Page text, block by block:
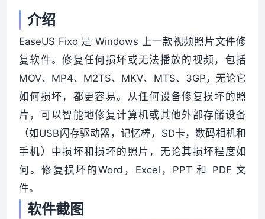
主题插件
技术分享
值得一看
资源资讯
介绍
EaseUS Fixo 是 Windows 上一款视频照片文件修
复软件。修复任何损坏或无法播放的视频，包括
MOV、MP4、M2TS、MKV、MTS、3GP，无论它
如何损坏，都更容易。从任何设备修复损坏的照
片，可以智能地修复计算机或其他外部存储设备
（如USB闪存驱动器，记忆棒，SD卡，数码相机和
手机）中损坏和损坏的照片，无论其损坏程度如
何。修复损坏的Word，Excel，PPT 和 PDF 文
件。
软件截图